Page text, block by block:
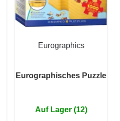
Eurographics
Eurographisches Puzzle
Auf Lager (12)